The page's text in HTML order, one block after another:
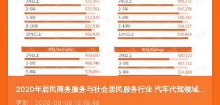
2020年居民商务服务与社会居民服务行业 汽车代驾领域市场调查报告与分析
更新：2026-08-08 15:18:48